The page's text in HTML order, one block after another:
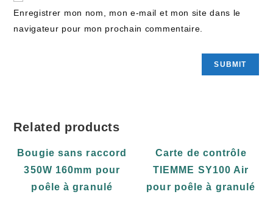
Enregistrer mon nom, mon e-mail et mon site dans le
navigateur pour mon prochain commentaire.
Related products
Bougie sans raccord
350W 160mm pour
poêle à granulé
Carte de contrôle
TIEMME SY100 Air
pour poêle à granulé